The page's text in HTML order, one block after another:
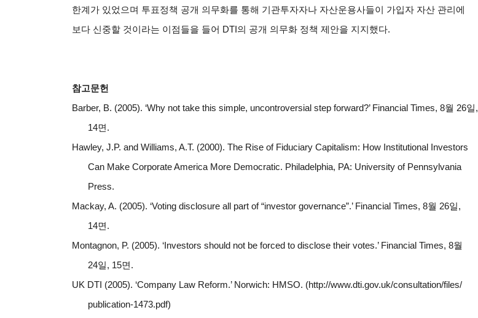
한계가 있었으며 투표정책 공개 의무화를 통해 기관투자자나 자산운용사들이 가입자 자산 관리에
보다 신중할 것이라는 이점들을 들어 DTI의 공개 의무화 정책 제안을 지지했다.
참고문헌
Barber, B. (2005). ‘Why not take this simple, uncontroversial step forward?’ Financial Times, 8월 26일,
14면.
Hawley, J.P. and Williams, A.T. (2000). The Rise of Fiduciary Capitalism: How Institutional Investors
Can Make Corporate America More Democratic. Philadelphia, PA: University of Pennsylvania
Press.
Mackay, A. (2005). ‘Voting disclosure all part of “investor governance”.’ Financial Times, 8월 26일,
14면.
Montagnon, P. (2005). ‘Investors should not be forced to disclose their votes.’ Financial Times, 8월
24일, 15면.
UK DTI (2005). ‘Company Law Reform.’ Norwich: HMSO. (http://www.dti.gov.uk/consultation/files/
publication-1473.pdf)